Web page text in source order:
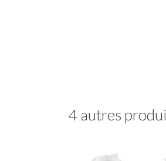
4 autres